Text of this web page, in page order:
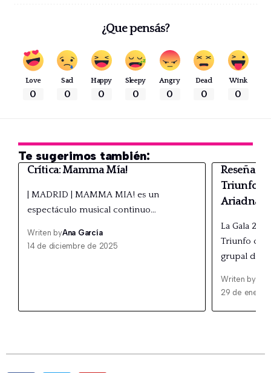
¿Que pensás?
Love
0
Sad
0
Happy
0
Sleepy
0
Angry
0
Dead
0
Wink
0
Te sugerimos también:
Crítica: Mamma Mía!
| MADRID | MAMMA MIA! es un
espectáculo musical continuo…
Writen byAna García
14 de diciembre de 2025
Reseña
Triunfo
Ariadna
La Gala 2
Triunfo
grupal del
Writen by
29 de enero